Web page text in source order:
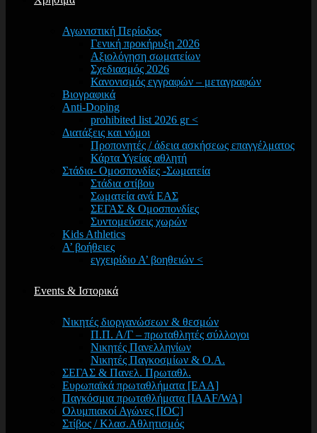
Αγωνιστική Περίοδος
Γενική προκήρυξη 2026
Αξιολόγηση σωματείων
Σχεδιασμός 2026
Κανονισμός εγγραφών – μεταγραφών
Βιογραφικά
Anti-Doping
prohibited list 2026 gr <
Διατάξεις και νόμοι
Προπονητές / άδεια ασκήσεως επαγγέλματος
Κάρτα Υγείας αθλητή
Στάδια- Ομοσπονδίες -Σωματεία
Στάδια στίβου
Σωματεία ανά ΕΑΣ
ΣΕΓΑΣ & Ομοσπονδίες
Συντομεύσεις χωρών
Kids Athletics
Α’ βοήθειες
εγχειρίδιο Α’ βοηθειών <
Events & Ιστορικά
Νικητές διοργανώσεων & θεσμών
Π.Π. Α/Γ – πρωταθλητές σύλλογοι
Νικητές Πανελληνίων
Νικητές Παγκοσμίων & Ο.Α.
ΣΕΓΑΣ & Πανελ. Πρωταθλ.
Ευρωπαϊκά πρωταθλήματα [EAA]
Παγκόσμια πρωταθλήματα [IAAF/WA]
Ολυμπιακοί Αγώνες [IOC]
Στίβος / Κλασ.Αθλητισμός